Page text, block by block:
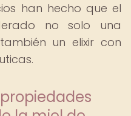
han hecho que el
no solo una
un elixir con